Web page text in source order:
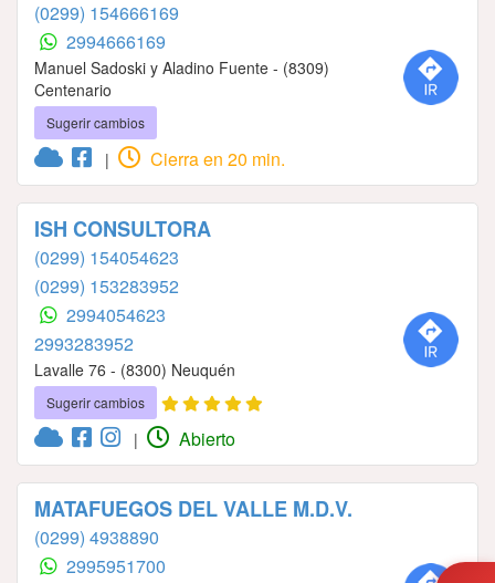
(0299) 154666169
2994666169
Manuel Sadoski y Aladino Fuente - (8309)
Centenario
Sugerir cambios
| Cierra en 20 min.
ISH CONSULTORA
(0299) 154054623
(0299) 153283952
2994054623
2993283952
Lavalle 76 - (8300) Neuquén
Sugerir cambios
| Abierto
MATAFUEGOS DEL VALLE M.D.V.
(0299) 4938890
2995951700